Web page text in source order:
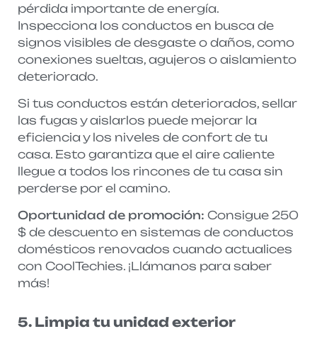
pérdida importante de energía.
Inspecciona los conductos en busca de
signos visibles de desgaste o daños, como
conexiones sueltas, agujeros o aislamiento
deteriorado.
Si tus conductos están deteriorados, sellar
las fugas y aislarlos puede mejorar la
eficiencia y los niveles de confort de tu
casa. Esto garantiza que el aire caliente
llegue a todos los rincones de tu casa sin
perderse por el camino.
Oportunidad de promoción: Consigue 250
$ de descuento en sistemas de conductos
domésticos renovados cuando actualices
con CoolTechies. ¡Llámanos para saber
más!
5. Limpia tu unidad exterior